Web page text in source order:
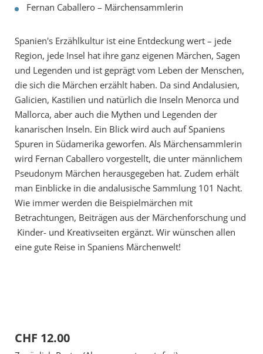
Fernan Caballero – Märchensammlerin
Spanien's Erzählkultur ist eine Entdeckung wert – jede
Region, jede Insel hat ihre ganz eigenen Märchen, Sagen
und Legenden und ist geprägt vom Leben der Menschen,
die sich die Märchen erzählt haben. Da sind Andalusien,
Galicien, Kastilien und natürlich die Inseln Menorca und
Mallorca, aber auch die Mythen und Legenden der
kanarischen Inseln. Ein Blick wird auch auf Spaniens
Spuren in Südamerika geworfen. Als Märchensammlerin
wird Fernan Caballero vorgestellt, die unter männlichem
Pseudonym Märchen herausgegeben hat. Zudem erhält
man Einblicke in die andalusische Sammlung 101 Nacht.
Wie immer werden die Beispielmärchen mit
Betrachtungen, Beiträgen aus der Märchenforschung und
Kinder- und Kreativseiten ergänzt. Wir wünschen allen
eine gute Reise in Spaniens Märchenwelt!
CHF 12.00